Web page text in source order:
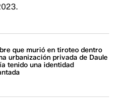
que murió en tiroteo dentro
urbanización privada de Daule
tenido una identidad